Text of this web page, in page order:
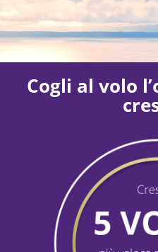
Cogli al volo